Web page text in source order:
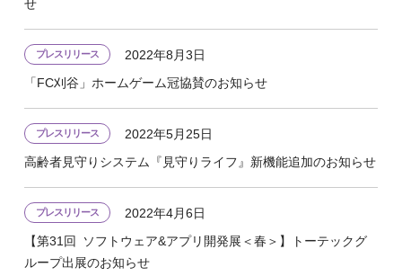
せ
プレスリリース
2022年8月3日
「FC刈谷」ホームゲーム冠協賛のお知らせ
プレスリリース
2022年5月25日
高齢者見守りシステム『見守りライフ』新機能追加のお知らせ
プレスリリース
2022年4月6日
【第31回 ソフトウェア&アプリ開発展＜春＞】トーテックグ
ループ出展のお知らせ